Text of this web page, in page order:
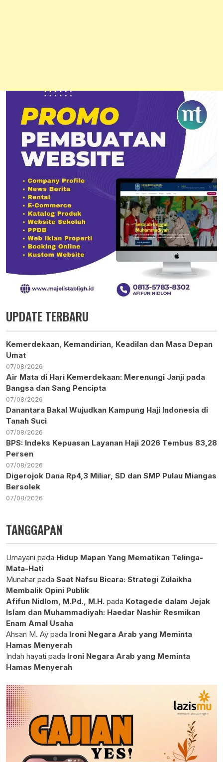
UPDATE TERBARU
Kemerdekaan, Kemandirian, Keadilan dan Masa Depan
Umat
07/08/2026
Air Mata di Hari Kemerdekaan: Merenungi Janji pada
Bangsa dan Sang Pencipta
07/08/2026
Danantara Bakal Wujudkan Kampung Haji Indonesia di
Tanah Suci
07/08/2026
BPS: Indeks Kepuasan Layanan Haji 2026 Tembus 83,28
Persen
07/08/2026
Digerojok Dana Rp4,3 Miliar, SD dan SMP Pulau Miangas
Bersolek
07/08/2026
TANGGAPAN
Umayani pada Hidup Mapan Yang Mematikan Telinga-
Mata-Hati
Munahar pada Saat Nafsu Bicara: Strategi Zulaikha
Membalik Opini Publik
Afifun Nidlom, M.Pd., M.H. pada Kotagede dalam Jejak
Islam dan Muhammadiyah: Haedar Nashir Resmikan
Enam Amal Usaha
Ahsan M. Ay pada Ironi Negara Arab yang Meminta
Hamas Menyerah
Indah hayati pada Ironi Negara Arab yang Meminta
Hamas Menyerah